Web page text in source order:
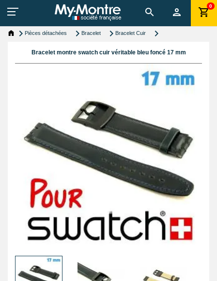
0
Pièces détachées Bracelet Bracelet Cuir
Bracelet montre swatch cuir véritable bleu foncé 17 mm